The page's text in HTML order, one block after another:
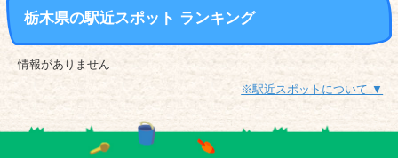
栃木県の駅近スポット ランキング
情報がありません
※駅近スポットについて ▼